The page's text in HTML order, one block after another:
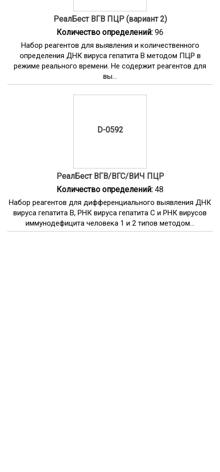
РеалБест ВГВ ПЦР (вариант 2)
Количество определений: 96
Набор реагентов для выявления и количественного
определения ДНК вируса гепатита В методом ПЦР в
режиме реального времени. Не содержит реагентов для
вы...
D-0592
РеалБест ВГВ/ВГС/ВИЧ ПЦР
Количество определений: 48
Набор реагентов для дифференциального выявления ДНК
вируса гепатита B, РНК вируса гепатита C и РНК вирусов
иммунодефицита человека 1 и 2 типов методом...